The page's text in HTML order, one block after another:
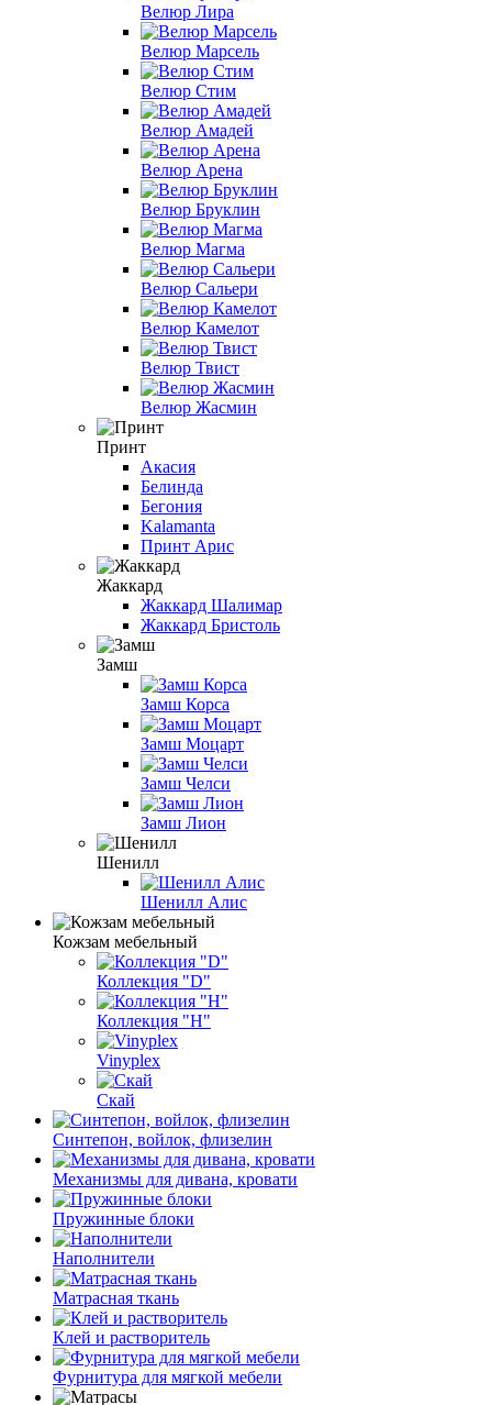
Велюр Лира
Велюр Марсель
Велюр Стим
Велюр Амадей
Велюр Арена
Велюр Бруклин
Велюр Магма
Велюр Сальери
Велюр Камелот
Велюр Твист
Велюр Жасмин
Принт
Акасия
Белинда
Бегония
Kalamanta
Принт Арис
Жаккард
Жаккард Шалимар
Жаккард Бристоль
Замш
Замш Корса
Замш Моцарт
Замш Челси
Замш Лион
Шенилл
Шенилл Алис
Кожзам мебельный
Коллекция "D"
Коллекция "H"
Vinyplex
Скай
Синтепон, войлок, флизелин
Механизмы для дивана, кровати
Пружинные блоки
Наполнители
Матрасная ткань
Клей и растворитель
Фурнитура для мягкой мебели